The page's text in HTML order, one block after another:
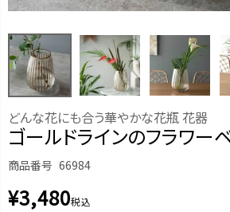
どんな花にも合う華やかな花瓶 花器
ゴールドラインのフラワー
商品番号 66984
¥3,480税込